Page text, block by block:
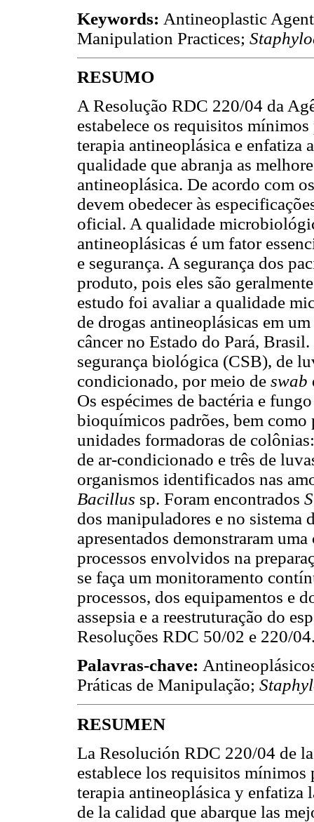
Keywords: Antineoplastic
Manipulation Practices;
RESUMO
A Resolução RDC 220/04 da
estabelece os requisitos
terapia antineoplásica e enfatiza
qualidade que abranja as
antineoplásica. De acordo com
devem obedecer às
oficial. A qualidade
antineoplásicas é um fator
e segurança. A segurança dos
produto, pois eles são
estudo foi avaliar a qualidade
de drogas antineoplásicas em
câncer no Estado do Pará,
segurança biológica (CSB), de
condicionado, por meio de swab
Os espécimes de bactéria e
bioquímicos padrões, bem
unidades formadoras de
de ar-condicionado e três de
organismos identificados nas
Bacillus sp. Foram encontrados
dos manipuladores e no sistema
apresentados demonstraram
processos envolvidos na
se faça um monitoramento
processos, dos equipamentos e
assepsia e a reestruturação do
Resoluções RDC 50/02 e 220/
Palavras-chave:
Práticas de Manipulação;
RESUMEN
La Resolución RDC 220/04 de
establece los requisitos
terapia antineoplásica y enfatiza
de la calidad que abarque las